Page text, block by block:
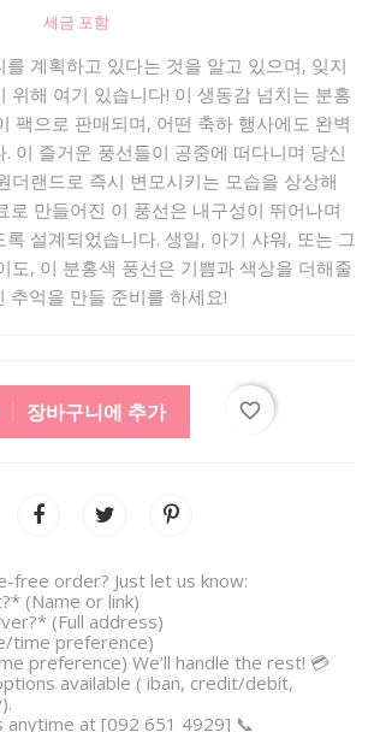
세금 포함
계획하고 있다는 것을 알고 있으며, 잊지
위해 여기 있습니다! 이 생동감 넘치는 분홍
팩으로 판매되며, 어떤 축하 행사에도 완벽
이 즐거운 풍선들이 공중에 떠다니며 당신
더랜드로 즉시 변모시키는 모습을 상상해
로 만들어진 이 풍선은 내구성이 뛰어나며
설계되었습니다. 생일, 아기 샤워, 또는 그
도, 이 분홍색 풍선은 기쁨과 색상을 더해줄
추억을 만들 준비를 하세요!
장바구니에 추가 favorite_border
free order? Just let us know:
(Name or link)
(Full address)
time preference)
preference) We’ll handle the rest! 💳
available ( iban, credit/debit,
anytime at [092 651 4929] 📞